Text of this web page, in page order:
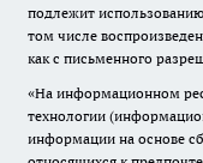
подлежит
том числе
как с письменного
«На информационном
технологии
информации на основе